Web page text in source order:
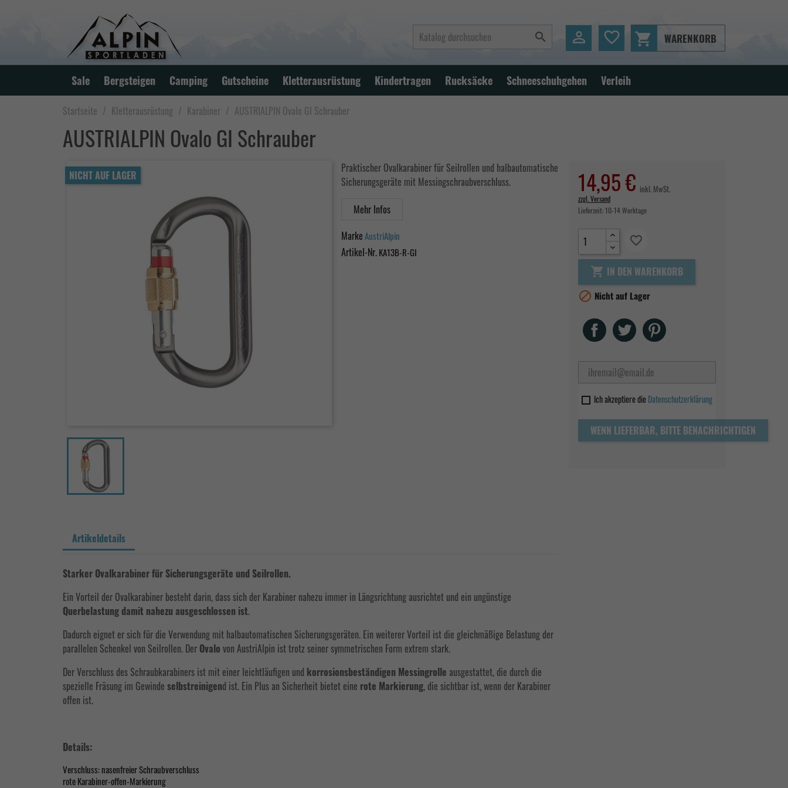
shopping_cart WARENKORB
favorite_border


Sale Bergsteigen Camping Gutscheine Kletterausrüstung Kindertragen Rucksäcke Schneeschuhgehen Verleih
Startseite Kletterausrüstung Karabiner AUSTRIALPIN Ovalo GI Schrauber
AUSTRIALPIN Ovalo GI Schrauber
NICHT AUF LAGER 14,95 € inkl. MwSt.
zzgl. Versand
Lieferzeit:10-14 Werktage
favorite_border
 IN DEN WARENKORB
 Nicht auf Lager
Teilen Tweet Pinterest
Ich akzeptiere dieDatenschutzerklärung
WENN LIEFERBAR, BITTE BENACHRICHTIGEN
Praktischer Ovalkarabiner für Seilrollen und halbautomatische
Sicherungsgeräte mit Messingschraubverschluss.
Mehr Infos
MarkeAustriAlpin
Artikel-Nr.KA13B-R-GI
Artikeldetails
Starker Ovalkarabiner für Sicherungsgeräte und Seilrollen.
Ein Vorteil der Ovalkarabiner besteht darin, dass sich der Karabiner nahezu immer in Längsrichtung ausrichtet und ein ungünstige
Querbelastung damit nahezu ausgeschlossen ist.
Dadurch eignet er sich für die Verwendung mit halbautomatischen Sicherungsgeräten. Ein weiterer Vorteil ist die gleichmäßige Belastung der
parallelen Schenkel von Seilrollen. Der Ovalo von AustriAlpin ist trotz seiner symmetrischen Form extrem stark.
Der Verschluss des Schraubkarabiners ist mit einer leichtläufigen und korrosionsbeständigen Messingrolle ausgestattet, die durch die
spezielle Fräsung im Gewinde selbstreinigend ist. Ein Plus an Sicherheit bietet eine rote Markierung, die sichtbar ist, wenn der Karabiner
offen ist.
Details:
Verschluss: nasenfreier Schraubverschluss
rote Karabiner-offen-Markierung